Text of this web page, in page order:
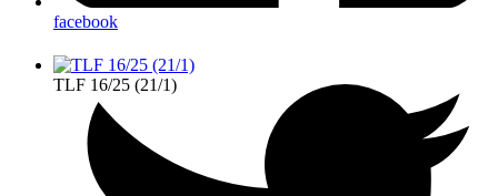
TLF 16/25 (21/1)
facebook